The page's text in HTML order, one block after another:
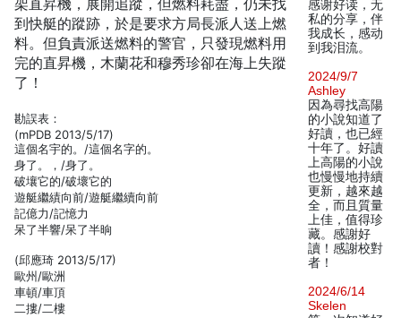
架直昇機，展開追蹤，但燃料耗盡，仍未找
到快艇的蹤跡，於是要求方局長派人送上燃
料。但負責派送燃料的警官，只發現燃料用
完的直昇機，木蘭花和穆秀珍卻在海上失蹤
了！
勘誤表：
(mPDB 2013/5/17)
這個名宇的。/這個名字的。
身了。，/身了。
破壤它的/破壞它的
遊艇繼績向前/遊艇繼續向前
記億力/記憶力
呆了半響/呆了半晌
(邱應琦 2013/5/17)
歐州/歐洲
車頓/車頂
二摟/二樓
感谢好读，无
私的分享，伴
我成长，感动
到我泪流。
2024/9/7
Ashley
因為尋找高陽
的小說知道了
好讀，也已經
十年了。好讀
上高陽的小說
也慢慢地持續
更新，越來越
全，而且質量
上佳，值得珍
藏。感謝好
讀！感謝校對
者！
2024/6/14
Skelen